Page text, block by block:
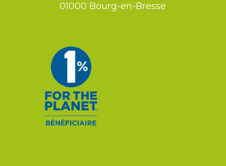
01000 Bourg-en-Bresse